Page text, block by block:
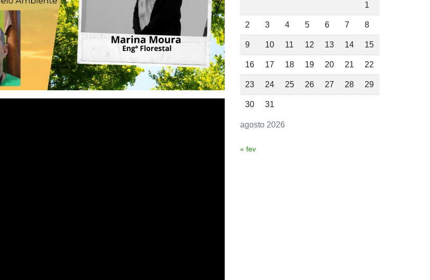
agosto 2026
1
2 3 4 5 6 7 8
9 10 11 12 13 14 15
16 17 18 19 20 21 22
23 24 25 26 27 28 29
30 31
« fev